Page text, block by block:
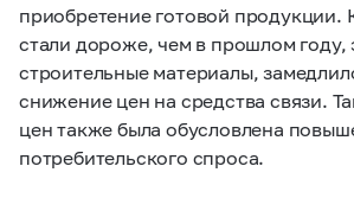
приобретение готовой продукции.
стали дороже, чем в прошлом году,
строительные материалы,
снижение цен на средства связи.
цен также была обусловлена
потребительского спроса.